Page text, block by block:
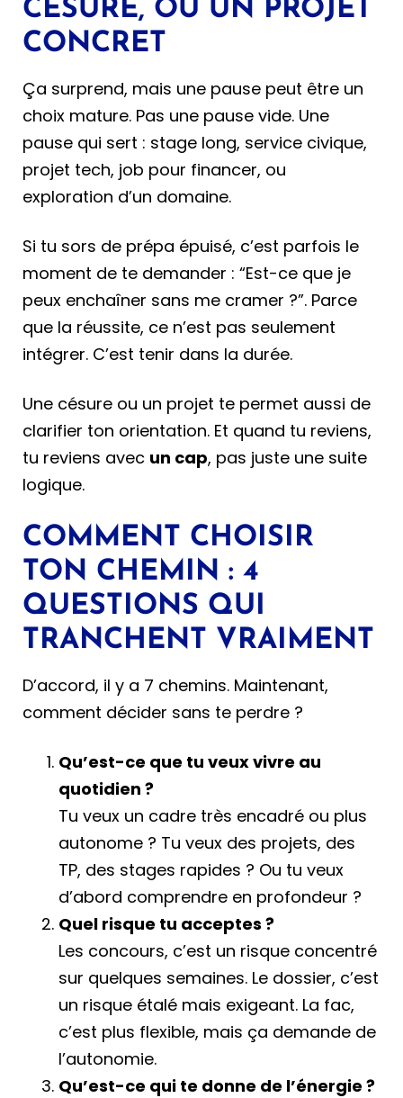
CÉSURE, OU UN PROJET
CONCRET
Ça surprend, mais une pause peut être un
choix mature. Pas une pause vide. Une
pause qui sert : stage long, service civique,
projet tech, job pour financer, ou
exploration d’un domaine.
Si tu sors de prépa épuisé, c’est parfois le
moment de te demander : “Est-ce que je
peux enchaîner sans me cramer ?”. Parce
que la réussite, ce n’est pas seulement
intégrer. C’est tenir dans la durée.
Une césure ou un projet te permet aussi de
clarifier ton orientation. Et quand tu reviens,
tu reviens avec un cap, pas juste une suite
logique.
COMMENT CHOISIR
TON CHEMIN : 4
QUESTIONS QUI
TRANCHENT VRAIMENT
D’accord, il y a 7 chemins. Maintenant,
comment décider sans te perdre ?
Qu’est-ce que tu veux vivre au
quotidien ?
Tu veux un cadre très encadré ou plus
autonome ? Tu veux des projets, des
TP, des stages rapides ? Ou tu veux
d’abord comprendre en profondeur ?
Quel risque tu acceptes ?
Les concours, c’est un risque concentré
sur quelques semaines. Le dossier, c’est
un risque étalé mais exigeant. La fac,
c’est plus flexible, mais ça demande de
l’autonomie.
Qu’est-ce qui te donne de l’énergie ?